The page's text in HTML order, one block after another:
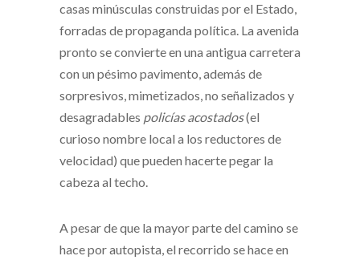
casas minúsculas construidas por el Estado,
forradas de propaganda política. La avenida
pronto se convierte en una antigua carretera
con un pésimo pavimento, además de
sorpresivos, mimetizados, no señalizados y
desagradables policías acostados(el
curioso nombre local a los reductores de
velocidad) que pueden hacerte pegar la
cabeza al techo.
A pesar de que la mayor parte del camino se
hace por autopista, el recorrido se hace en